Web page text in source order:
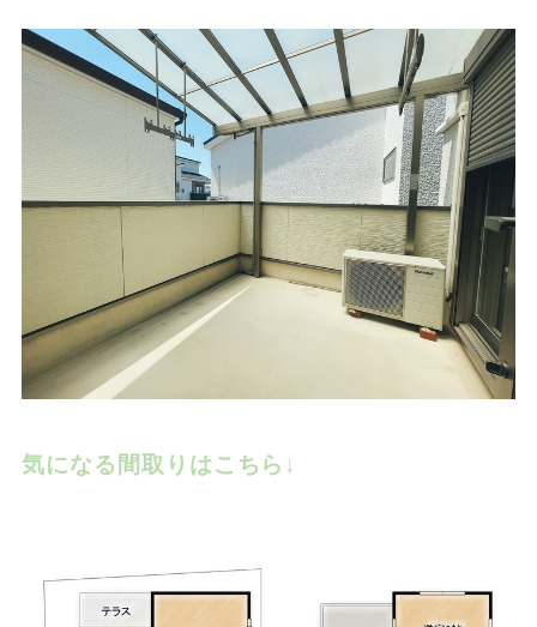
気になる間取りはこちら↓